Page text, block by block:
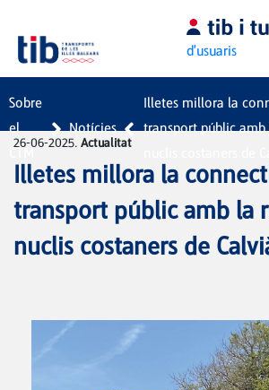
d'usuaris
Sobre
el
CTM
Notícies
Illetes millora la
transport públic amb
26-06-2025. Actualitat
Illetes millora la
transport públic amb la
nuclis costaners de